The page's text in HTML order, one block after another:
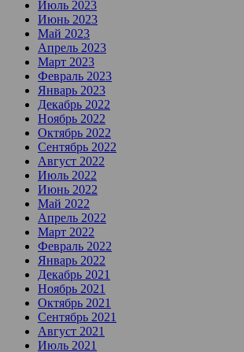
Июль 2023
Июнь 2023
Май 2023
Апрель 2023
Март 2023
Февраль 2023
Январь 2023
Декабрь 2022
Ноябрь 2022
Октябрь 2022
Сентябрь 2022
Август 2022
Июль 2022
Июнь 2022
Май 2022
Апрель 2022
Март 2022
Февраль 2022
Январь 2022
Декабрь 2021
Ноябрь 2021
Октябрь 2021
Сентябрь 2021
Август 2021
Июль 2021